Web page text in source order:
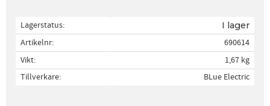
Lagerstatus I lager
Artikelnr
690614
Vikt
1,67 kg
Tillverkare
BLue Electric